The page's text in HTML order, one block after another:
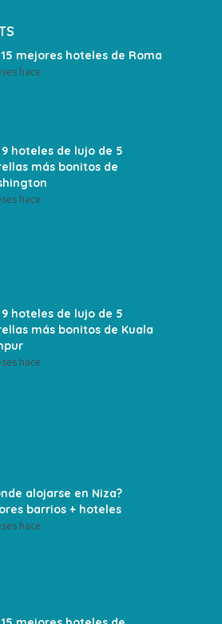
15 mejores hoteles de Roma
hace
9 hoteles de lujo de 5
más bonitos de
hace
9 hoteles de lujo de 5
más bonitos de Kuala
hace
alojarse en Niza?
barrios + hoteles
hace